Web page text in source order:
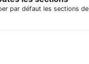
par défaut les sections de